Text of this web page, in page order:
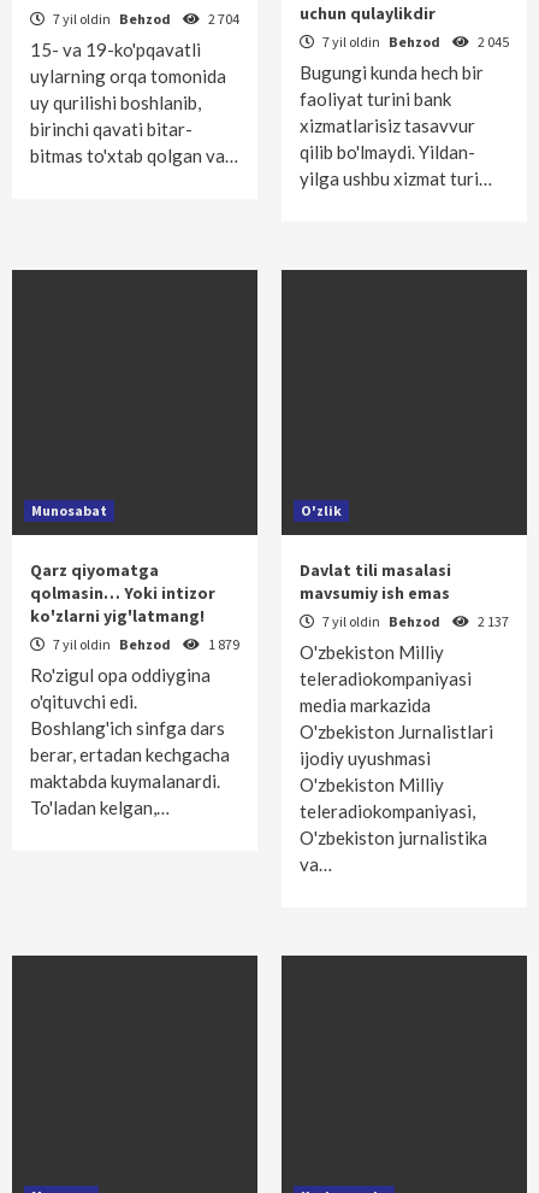
7 yil oldin Behzod 2 704
15- va 19-ko'pqavatli
uylarning orqa tomonida
uy qurilishi boshlanib,
birinchi qavati bitar-
bitmas to'xtab qolgan va…
uchun qulaylikdir
7 yil oldin Behzod 2 045
Bugungi kunda hech bir
faoliyat turini bank
xizmatlarisiz tasavvur
qilib bo'lmaydi. Yildan-
yilga ushbu xizmat turi…
Munosabat
Qarz qiyomatga
qolmasin… Yoki intizor
ko'zlarni yig'latmang!
7 yil oldin Behzod 1 879
Ro'zigul opa oddiygina
o'qituvchi edi.
Boshlang'ich sinfga dars
berar, ertadan kechgacha
maktabda kuymalanardi.
To'ladan kelgan,…
O'zlik
Davlat tili masalasi
mavsumiy ish emas
7 yil oldin Behzod 2 137
O'zbekiston Milliy
teleradiokompaniyasi
media markazida
O'zbekiston Jurnalistlari
ijodiy uyushmasi
O'zbekiston Milliy
teleradiokompaniyasi,
O'zbekiston jurnalistika
va…